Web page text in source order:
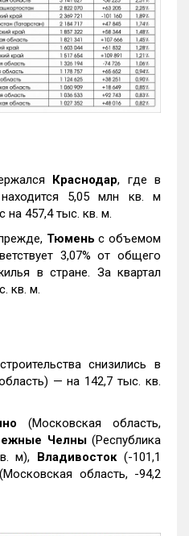
Краснодар, где в
находится 5,05 млн кв. м
на 457,4 тыс. кв. м.
Тюмень с объемом
3,07% от общего
в стране. За квартал
кв. м.
снизились в
— на 142,7 тыс. кв.
(Московская область,
Челны(Республика
м), Владивосток(-101,1
(Московская область, -94,2